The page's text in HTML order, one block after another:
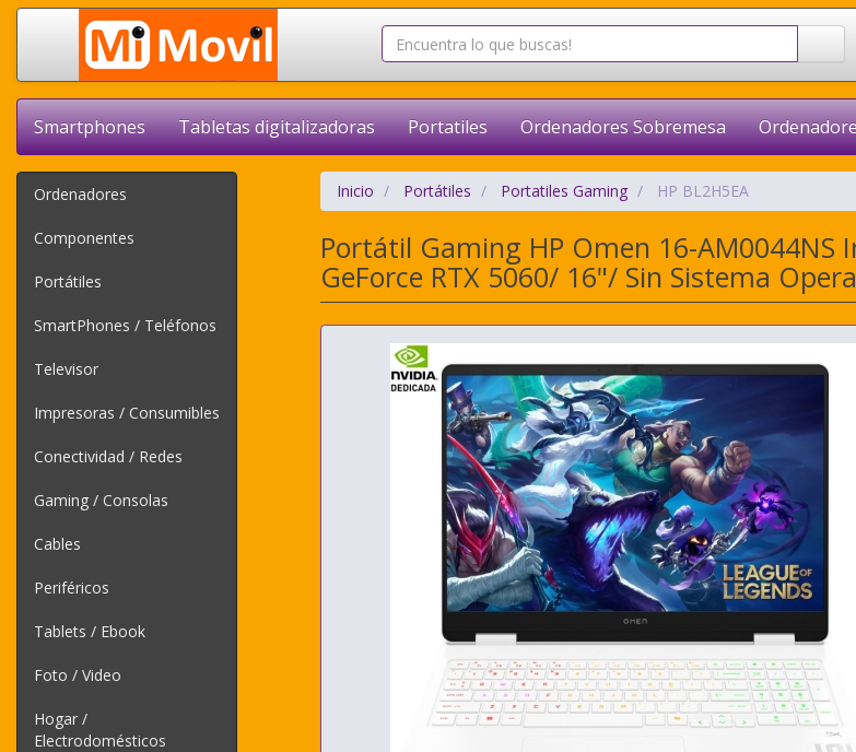
Smartphones Tabletas digitalizadoras Portatiles Ordenadores Sobremesa
Ordenadores
Componentes
Portátiles
SmartPhones / Teléfonos
Televisor
Impresoras / Consumibles
Conectividad / Redes
Gaming / Consolas
Cables
Periféricos
Tablets / Ebook
Foto / Video
Hogar /
Electrodomésticos
Inicio Portátiles Portatiles Gaming HP BL2H5EA
Portátil Gaming HP Omen 16-AM0044NS
GeForce RTX 5060/ 16"/ Sin Sistema